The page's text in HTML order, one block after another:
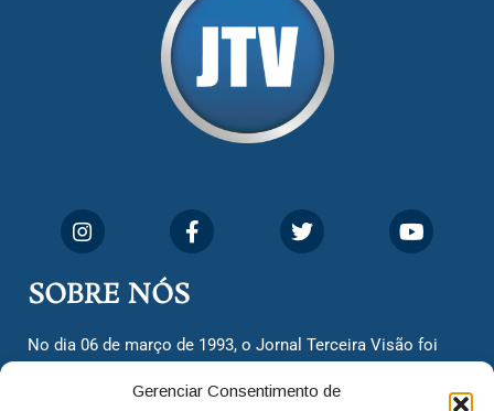
Gerenciar Consentimento de
SOBRE NÓS
No dia 06 de março de 1993, o Jornal Terceira Visão foi
cidadãos valinhenses, já que naquela época só existiam